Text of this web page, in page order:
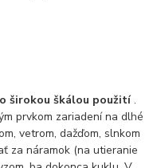
širokou škálou použití.
prvkom zariadení na dlhé
vetrom, dažďom, slnkom
za náramok (na utieranie